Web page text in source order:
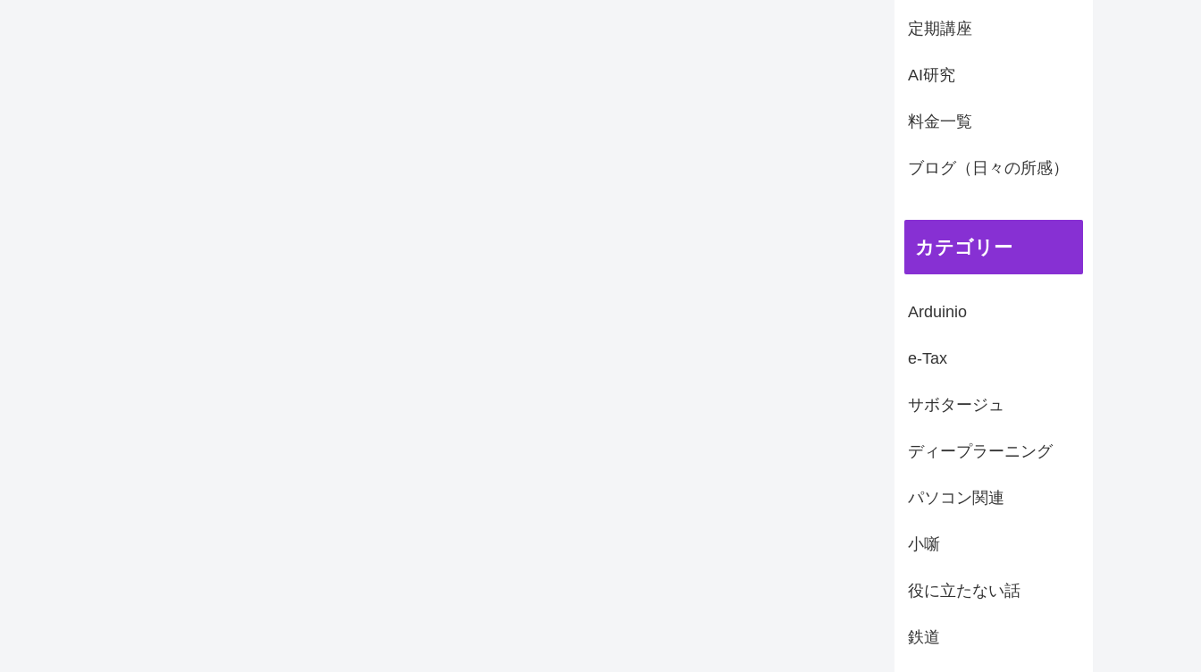
定期講座
AI研究
料金一覧
ブログ（日々の所感）
カテゴリー
Arduinio
e-Tax
サボタージュ
ディープラーニング
パソコン関連
小噺
役に立たない話
鉄道